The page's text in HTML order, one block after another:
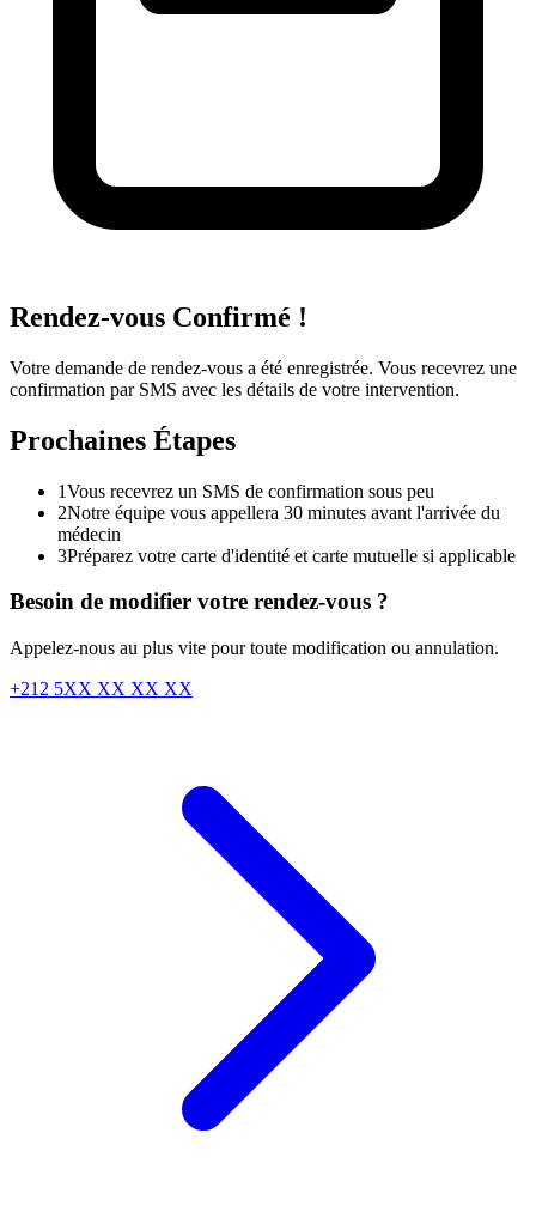
Rendez-vous Confirmé !
Votre demande de rendez-vous a été enregistrée. Vous recevrez une
confirmation par SMS avec les détails de votre intervention.
Prochaines Étapes
1Vous recevrez un SMS de confirmation sous peu
2Notre équipe vous appellera 30 minutes avant l'arrivée du
médecin
3Préparez votre carte d'identité et carte mutuelle si applicable
Besoin de modifier votre rendez-vous ?
Appelez-nous au plus vite pour toute modification ou annulation.
+212 5XX XX XX XX